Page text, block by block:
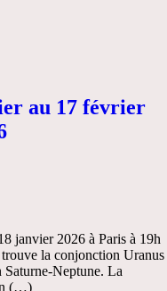
au 17 février
janvier 2026 à Paris à 19h
la conjonction Uranus
Neptune. La
(…)